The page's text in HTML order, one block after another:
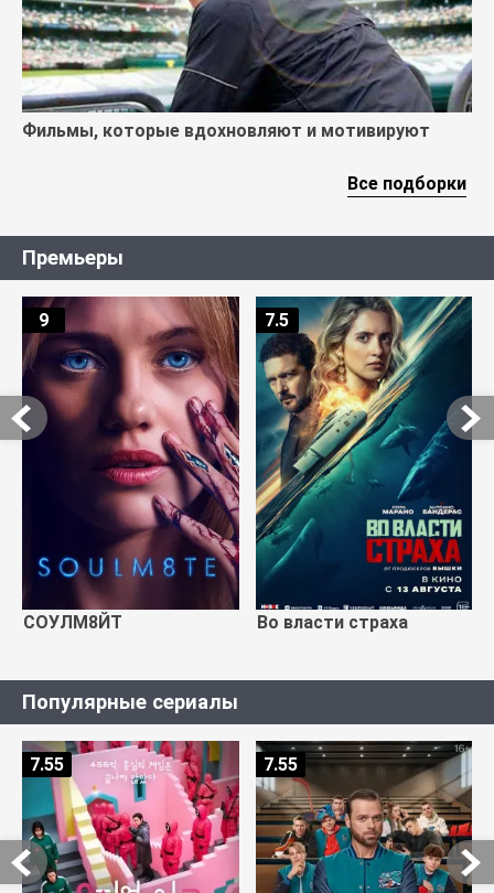
Фильмы, которые вдохновляют и мотивируют
Все подборки
Премьеры
СОУЛМ8ЙТ
9
Во власти страха
7.5
Популярные сериалы
7.55 7.55